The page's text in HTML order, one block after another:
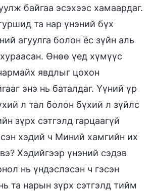
байгаа эсэхээс хамаардаг.
та нар үнэний бүх
агуулга болон ёс зүйн аль
Өнөө үед хүмүүс
явдлыг цохон
энэ нь баталдаг. Үүний үр
л тал болон бүхий л зүйлс
зүрх сэтгэлд гарцаагүй
хэдий ч Миний хамгийн их
Хэдийгээр үнэний сэдэв
нь үндэслэсэн ч гэсэн
та нарын зүрх сэтгэлд тийм